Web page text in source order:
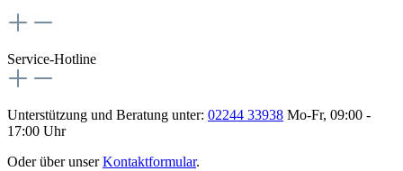
Service-Hotline
Unterstützung und Beratung unter: 02244 33938 Mo-Fr, 09:00 -
17:00 Uhr
Oder über unserKontaktformular.